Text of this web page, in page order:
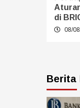
di
08/
Berita